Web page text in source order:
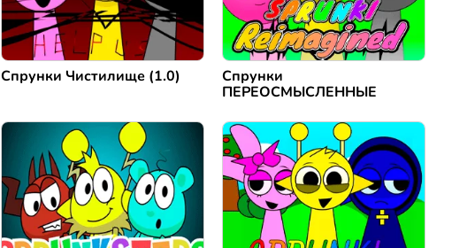
Спрунки Чистилище (1.0)
Спрунки
ПЕРЕОСМЫСЛЕННЫЕ